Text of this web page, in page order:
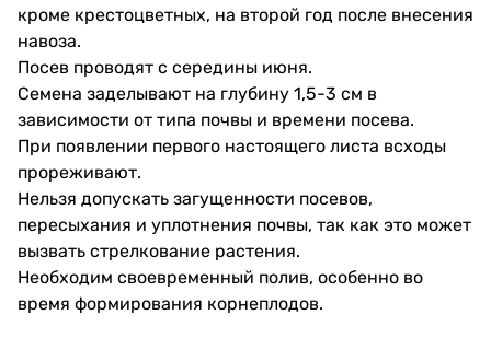
кроме крестоцветных, на второй год после внесения
навоза.
Посев проводят с середины июня.
Семена заделывают на глубину 1,5-3 см в
зависимости от типа почвы и времени посева.
При появлении первого настоящего листа всходы
прореживают.
Нельзя допускать загущенности посевов,
пересыхания и уплотнения почвы, так как это может
вызвать стрелкование растения.
Необходим своевременный полив, особенно во
время формирования корнеплодов.